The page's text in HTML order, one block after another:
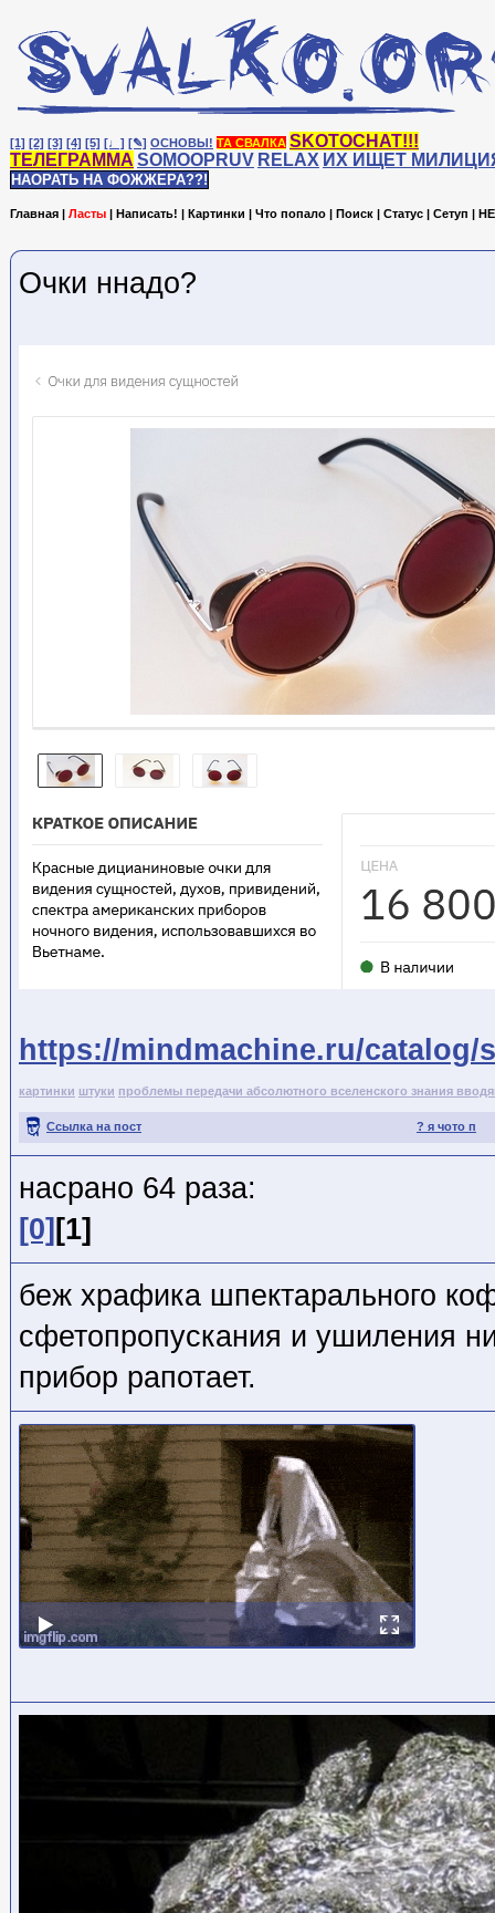
[1] [2] [3] [4] [5] [♩] [✎] ОСНОВЫ! ТА СВАЛКА SKOTOCHAT!!!
ТЕЛЕГРАММА SOMOOPRUV RELAX ИХ ИЩЕТ
НАОРАТЬ НА ФОЖЖЕРА??!
Главная | Ласты | Написать! | Картинки | Что попало | Поиск | Статус | Сетуп |
Очки ннадо?
https://mindmachine.ru/catalog/
картинки штуки проблемы передачи абсолютного вселенского знания
? я чото п
Ссылка на пост
насрано 64 раза:
[0] [1]
беж храфика шпектарального
сфетопропускания и ушиления
прибор рапотает.